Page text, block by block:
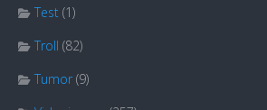
Test (1)
Troll (82)
Tumor (9)